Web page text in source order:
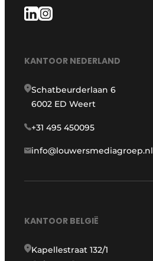
KANTOOR NEDERLAND
Schatbeurderlaan 6
6002 ED Weert
+31 495 450095
info@louwersmediagroep.nl
KANTOOR BELGIË
Kapellestraat 132/1